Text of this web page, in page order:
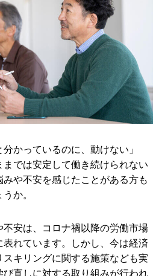
分かっているのに、動けない」
までは安定して働き続けられない
や不安を感じたことがある方も
か。
安は、コロナ禍以降の労働市場
れています。しかし、今は経済
キリングに関する施策なども実
直しに対する取り組みが行われ